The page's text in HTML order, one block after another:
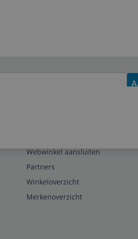
Webwinkel aansluiten
Partners
Winkeloverzicht
Merkenoverzicht